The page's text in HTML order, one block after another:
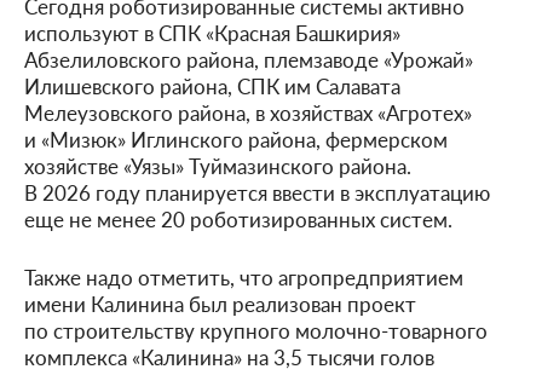
Сегодня роботизированные системы активно
используют в СПК «Красная Башкирия»
Абзелиловского района, племзаводе «Урожай»
Илишевского района, СПК им Салавата
Мелеузовского района, в хозяйствах «Агротех»
и «Мизюк» Иглинского района, фермерском
хозяйстве «Уязы» Туймазинского района.
В 2026 году планируется ввести в эксплуатацию
еще не менее 20 роботизированных систем.
Также надо отметить, что агропредприятием
имени Калинина был реализован проект
по строительству крупного молочно-товарного
комплекса «Калинина» на 3,5 тысячи голов